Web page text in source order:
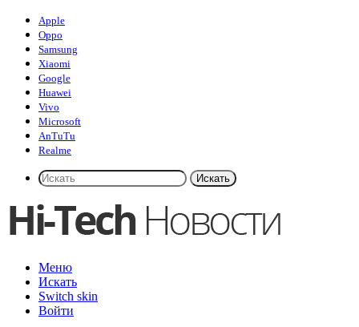
Apple
Oppo
Samsung
Xiaomi
Google
Huawei
Vivo
Microsoft
AnTuTu
Realme
Искать
Меню
Искать
Switch skin
Войти